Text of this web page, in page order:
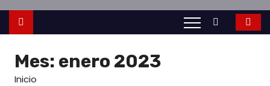
c
Mes: enero 2023
Inicio